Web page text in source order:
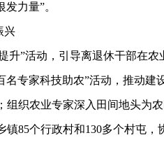
力量”。
兴
升”活动，引导离退休干部在农
专家科技助农”活动，推动建
组织农业专家深入田间地头为
镇85个行政村和130多个村屯，